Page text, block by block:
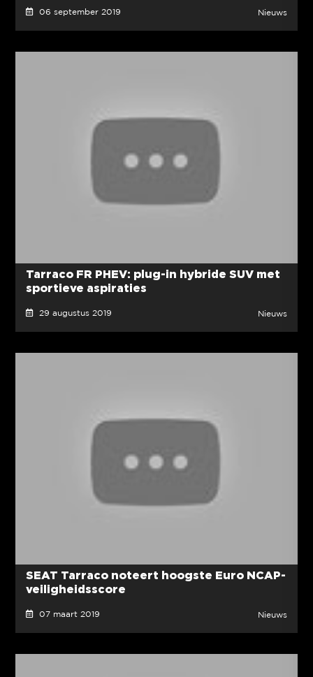
06 september 2019 Nieuws
Tarraco FR PHEV: plug-in hybride SUV met
sportieve aspiraties
29 augustus 2019 Nieuws
SEAT Tarraco noteert hoogste Euro NCAP-
veiligheidsscore
07 maart 2019 Nieuws